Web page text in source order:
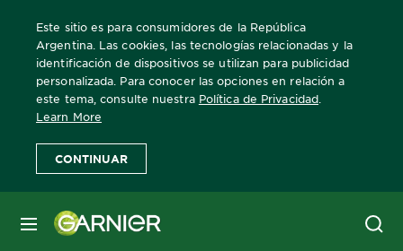
Este sitio es para consumidores de la República
Argentina. Las cookies, las tecnologías relacionadas y la
identificación de dispositivos se utilizan para publicidad
personalizada. Para conocer las opciones en relación a
este tema, consulte nuestra Política de Privacidad
Learn More
CONTINUAR
MENÚ
346 Resultados para​ ""
Producto (188)